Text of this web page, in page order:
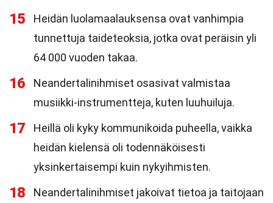
15
Heidän luolamaalauksensa ovat vanhimpia
tunnettuja taideteoksia, jotka ovat peräisin yli
64 000 vuoden takaa.
16
Neandertalinihmiset osasivat valmistaa
musiikki-instrumentteja, kuten luuhuiluja.
17
Heillä oli kyky kommunikoida puheella, vaikka
heidän kielensä oli todennäköisesti
yksinkertaisempi kuin nykyihmisten.
18
Neandertalinihmiset jakoivat tietoa ja taitojaan